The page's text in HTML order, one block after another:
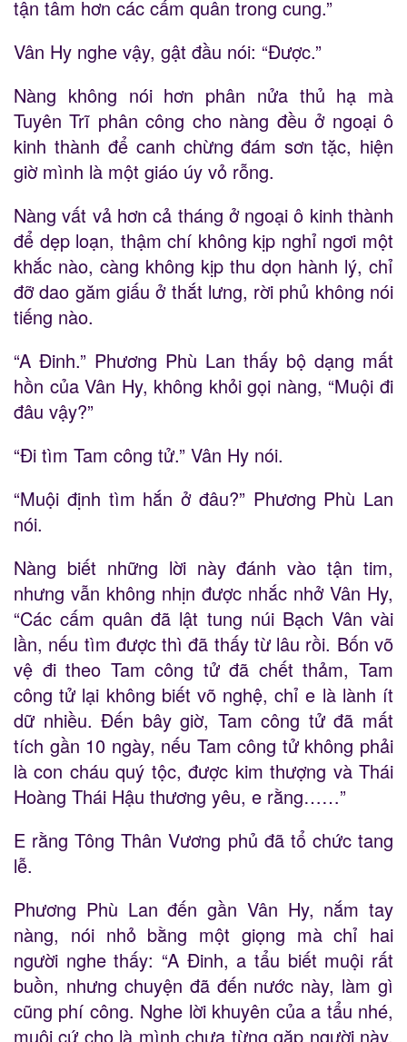
tận tâm hơn các cấm quân trong cung.”
Vân Hy nghe vậy, gật đầu nói: “Được.”
Nàng không nói hơn phân nửa thủ hạ mà
Tuyên Trĩ phân công cho nàng đều ở ngoại ô
kinh thành để canh chừng đám sơn tặc, hiện
giờ mình là một giáo úy vỏ rỗng.
Nàng vất vả hơn cả tháng ở ngoại ô kinh thành
để dẹp loạn, thậm chí không kịp nghỉ ngơi một
khắc nào, càng không kịp thu dọn hành lý, chỉ
đỡ dao găm giấu ở thắt lưng, rời phủ không nói
tiếng nào.
“A Đinh.” Phương Phù Lan thấy bộ dạng mất
hồn của Vân Hy, không khỏi gọi nàng, “Muội đi
đâu vậy?”
“Đi tìm Tam công tử.” Vân Hy nói.
“Muội định tìm hắn ở đâu?” Phương Phù Lan
nói.
Nàng biết những lời này đánh vào tận tim,
nhưng vẫn không nhịn được nhắc nhở Vân Hy,
“Các cấm quân đã lật tung núi Bạch Vân vài
lần, nếu tìm được thì đã thấy từ lâu rồi. Bốn võ
vệ đi theo Tam công tử đã chết thảm, Tam
công tử lại không biết võ nghệ, chỉ e là lành ít
dữ nhiều. Đến bây giờ, Tam công tử đã mất
tích gần 10 ngày, nếu Tam công tử không phải
là con cháu quý tộc, được kim thượng và Thái
Hoàng Thái Hậu thương yêu, e rằng……”
E rằng Tông Thân Vương phủ đã tổ chức tang
lễ.
Phương Phù Lan đến gần Vân Hy, nắm tay
nàng, nói nhỏ bằng một giọng mà chỉ hai
người nghe thấy: “A Đinh, a tẩu biết muội rất
buồn, nhưng chuyện đã đến nước này, làm gì
cũng phí công. Nghe lời khuyên của a tẩu nhé,
muội cứ cho là mình chưa từng gặp người này,